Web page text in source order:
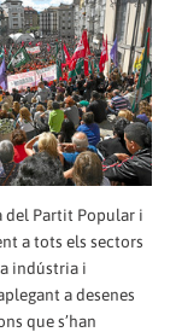
del Partit Popular i
a tots els sectors
indústria i
a desenes
que s’han